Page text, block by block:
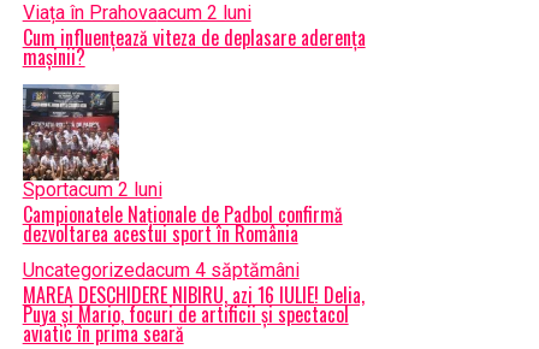
Viața în Prahovaacum 2 luni
Cum influențează viteza de deplasare aderența
mașinii?
Sportacum 2 luni
Campionatele Naționale de Padbol confirmă
dezvoltarea acestui sport în România
Uncategorizedacum 4 săptămâni
MAREA DESCHIDERE NIBIRU, azi 16 IULIE! Delia,
Puya și Mario, focuri de artificii și spectacol
aviatic în prima seară